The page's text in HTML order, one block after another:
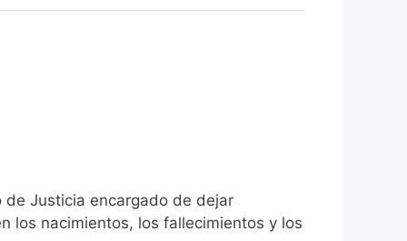
Justicia encargado de dejar
los nacimientos, los fallecimientos y los